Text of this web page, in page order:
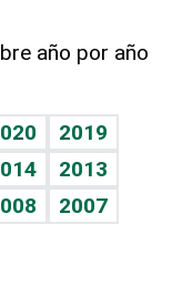
año por año
2019
2013
2007